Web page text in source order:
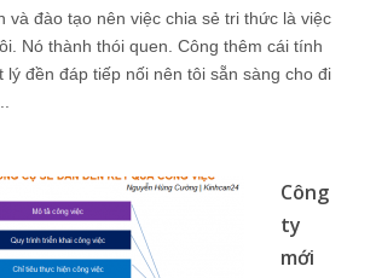
và đào tạo nên việc chia sẻ tri thức là việc
Nó thành thói quen. Công thêm cái tính
lý đền đáp tiếp nối nên tôi sẵn sàng cho đi
Công
ty
mới